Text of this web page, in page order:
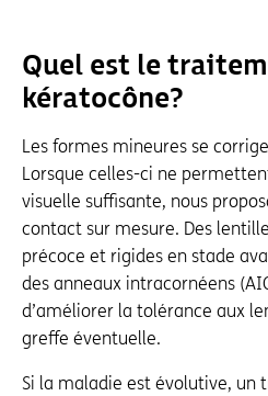
Quel est le
kératocône ?
Les formes mineures se
Lorsque celles-ci ne
visuelle suffisante, nous
contact sur mesure. Des
précoce et rigides en stade
des anneaux intracornéens
d’améliorer la tolérance aux
greffe éventuelle.
Si la maladie est évolutive, un